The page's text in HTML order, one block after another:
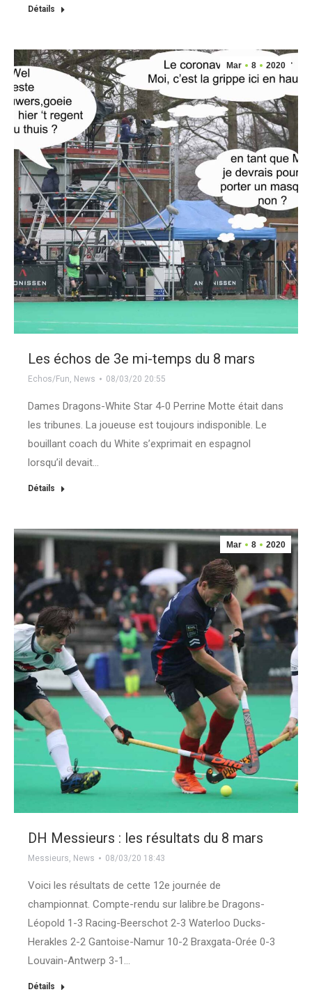
Détails
Mar 8 2020
Les échos de 3e mi-temps du 8 mars
Echos/Fun, News 08/03/20 20:55
Dames Dragons-White Star 4-0 Perrine Motte était dans
les tribunes. La joueuse est toujours indisponible. Le
bouillant coach du White s’exprimait en espagnol
lorsqu’il devait…
Détails
Mar 8 2020
DH Messieurs : les résultats du 8 mars
Messieurs, News 08/03/20 18:43
Voici les résultats de cette 12e journée de
championnat. Compte-rendu sur lalibre.be Dragons-
Léopold 1-3 Racing-Beerschot 2-3 Waterloo Ducks-
Herakles 2-2 Gantoise-Namur 10-2 Braxgata-Orée 0-3
Louvain-Antwerp 3-1…
Détails